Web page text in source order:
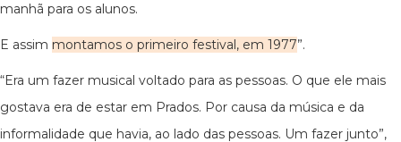
manhã para os alunos.
E assim montamos o primeiro festival, em 1977”.
“Era um fazer musical voltado para as pessoas. O que ele mais
gostava era de estar em Prados. Por causa da música e da
informalidade que havia, ao lado das pessoas. Um fazer junto”,